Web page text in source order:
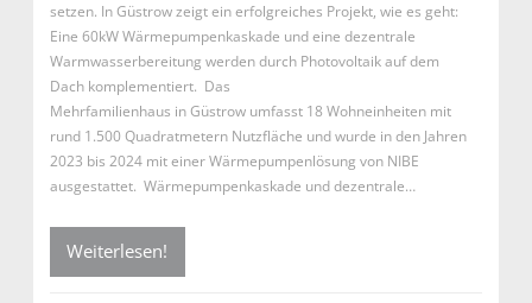
setzen. In Güstrow zeigt ein erfolgreiches Projekt, wie es geht:
Eine 60kW Wärmepumpenkaskade und eine dezentrale
Warmwasserbereitung werden durch Photovoltaik auf dem
Dach komplementiert. Das
Mehrfamilienhaus in Güstrow umfasst 18 Wohneinheiten mit
rund 1.500 Quadratmetern Nutzfläche und wurde in den Jahren
2023 bis 2024 mit einer Wärmepumpenlösung von NIBE
ausgestattet. Wärmepumpenkaskade und dezentrale…
Weiterlesen!